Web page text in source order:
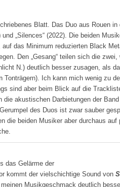
Blatt. Das Duo aus Rouen
und „Silences“ (2022). Die beiden
auf das Minimum reduzierten Black
Den „Gesang“ teilen sich die
N.) deutlich besser zusagen, als
Tonträgern). Ich kann mich wenig zu
sind aber beim Blick auf die
die akustischen Darbietungen der
des Duos ist zwar sauber
die beiden Musiker aber durchaus
das Gelärme der
kommt der vielschichtige Sound von
Musikgeschmack deutlich